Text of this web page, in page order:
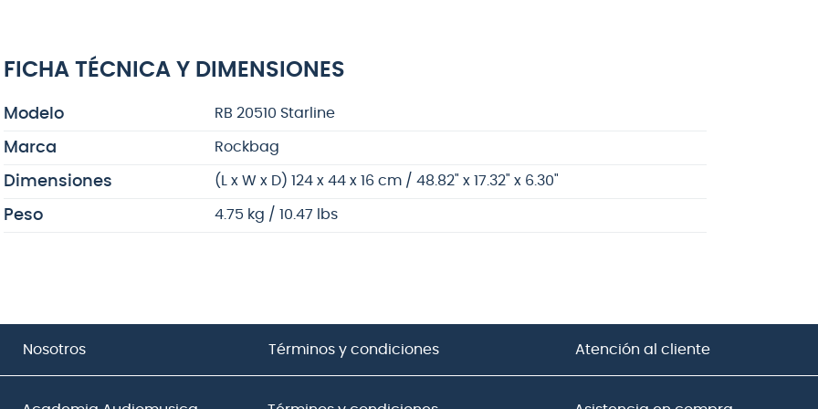
FICHA TÉCNICA Y DIMENSIONES
Modelo RB 20510 Starline
Marca Rockbag
Dimensiones (L x W x D) 124 x 44 x 16 cm / 48.82" x 17.32" x 6.30"
Peso 4.75 kg / 10.47 lbs
Nosotros Términos y condiciones Atención al cliente